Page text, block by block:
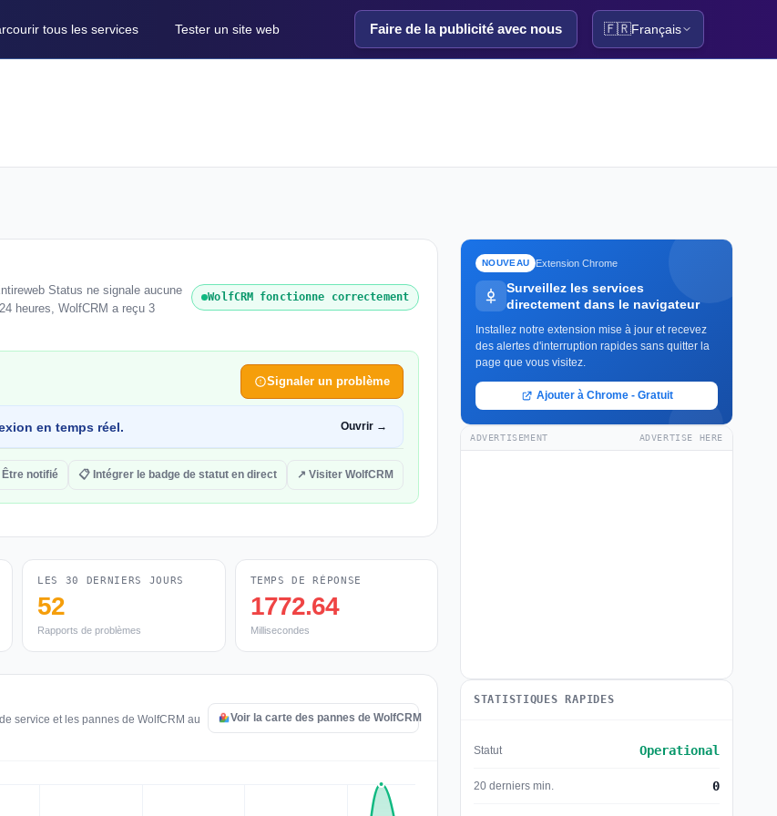
tous les services Tester un site web Faire de la publicité avec nous 🇫🇷Français
Status ne signale aucune
heures, WolfCRM a reçu 3
WolfCRM fonctionne correctement
Signaler un problème
en temps réel. Ouvrir →
Être notifié 📋 Intégrer le badge de statut en direct ↗ Visiter WolfCRM
LES 30 DERNIERS JOURS
52
Rapports de problèmes
TEMPS DE RÉPONSE
1772.64
Millisecondes
service et les pannes de WolfCRM au
Voir la carte des pannes de WolfCRM
NOUVEAU Extension Chrome
Surveillez les services
directement dans le navigateur
Installez notre extension mise à jour et recevez
des alertes d'interruption rapides sans quitter la
page que vous visitez.
Ajouter à Chrome - Gratuit
ADVERTISEMENT ADVERTISE HERE
STATISTIQUES RAPIDES
Statut Operational
20 derniers min. 0